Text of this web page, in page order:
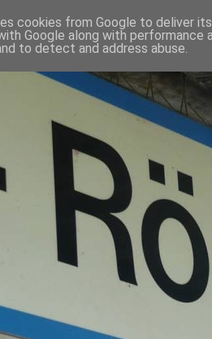
cookies from Google to deliver
Google along with
to detect and address abuse.